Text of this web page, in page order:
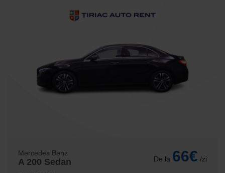
Mercedes Benz
A 200 Sedan De la 66€ /zi